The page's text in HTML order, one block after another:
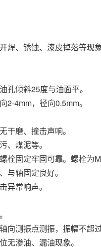
焊、锈蚀、漆皮掉落等现象
孔倾斜25度与油面平。
2-4mm，径向0.5mm。
干磨、撞击声响。
、煤泥等。
栓固定牢固可靠。螺栓为
与轴固定良好。
异常响声。
向测振点测振，振幅不超过
无渗油、漏油现象。